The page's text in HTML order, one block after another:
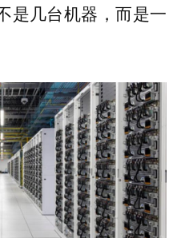
是几台机器，而是一